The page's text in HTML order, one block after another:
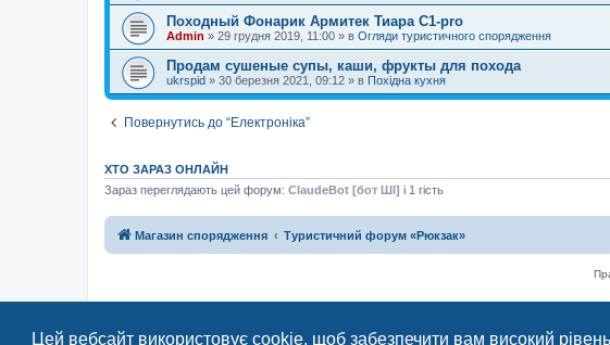
Цей вебсайт використовує cookie, щоб забезпечити вам високий
Походный Фонарик Армитек Тиара С1-pro
Admin » 29 грудня 2019, 11:00 » в Огляди туристичного спорядження
Продам сушеные супы, каши, фрукты для похода
ukrspid » 30 березня 2021, 09:12 » в Похідна кухня
Повернутись до “Електроніка”
ХТО ЗАРАЗ ОНЛАЙН
Зараз переглядають цей форум: ClaudeBot [бот ШІ] і 1 гість
Магазин спорядження Туристичний форум «Рюкзак»